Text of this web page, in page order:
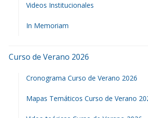
Videos Institucionales
In Memoriam
Curso de Verano 2026
Cronograma Curso de Verano 2026
Mapas Temáticos Curso de Verano